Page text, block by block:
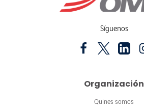
Síguenos
Organización
Quines somos